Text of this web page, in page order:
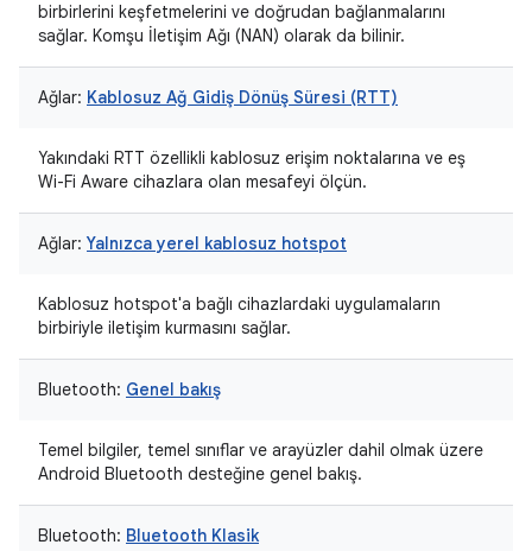
birbirlerini keşfetmelerini ve doğrudan bağlanmalarını
sağlar. Komşu İletişim Ağı (NAN) olarak da bilinir.
Ağlar: Kablosuz Ağ Gidiş Dönüş Süresi (RTT)
Yakındaki RTT özellikli kablosuz erişim noktalarına ve eş
Wi-Fi Aware cihazlara olan mesafeyi ölçün.
Ağlar: Yalnızca yerel kablosuz hotspot
Kablosuz hotspot'a bağlı cihazlardaki uygulamaların
birbiriyle iletişim kurmasını sağlar.
Bluetooth: Genel bakış
Temel bilgiler, temel sınıflar ve arayüzler dahil olmak üzere
Android Bluetooth desteğine genel bakış.
Bluetooth: Bluetooth Klasik